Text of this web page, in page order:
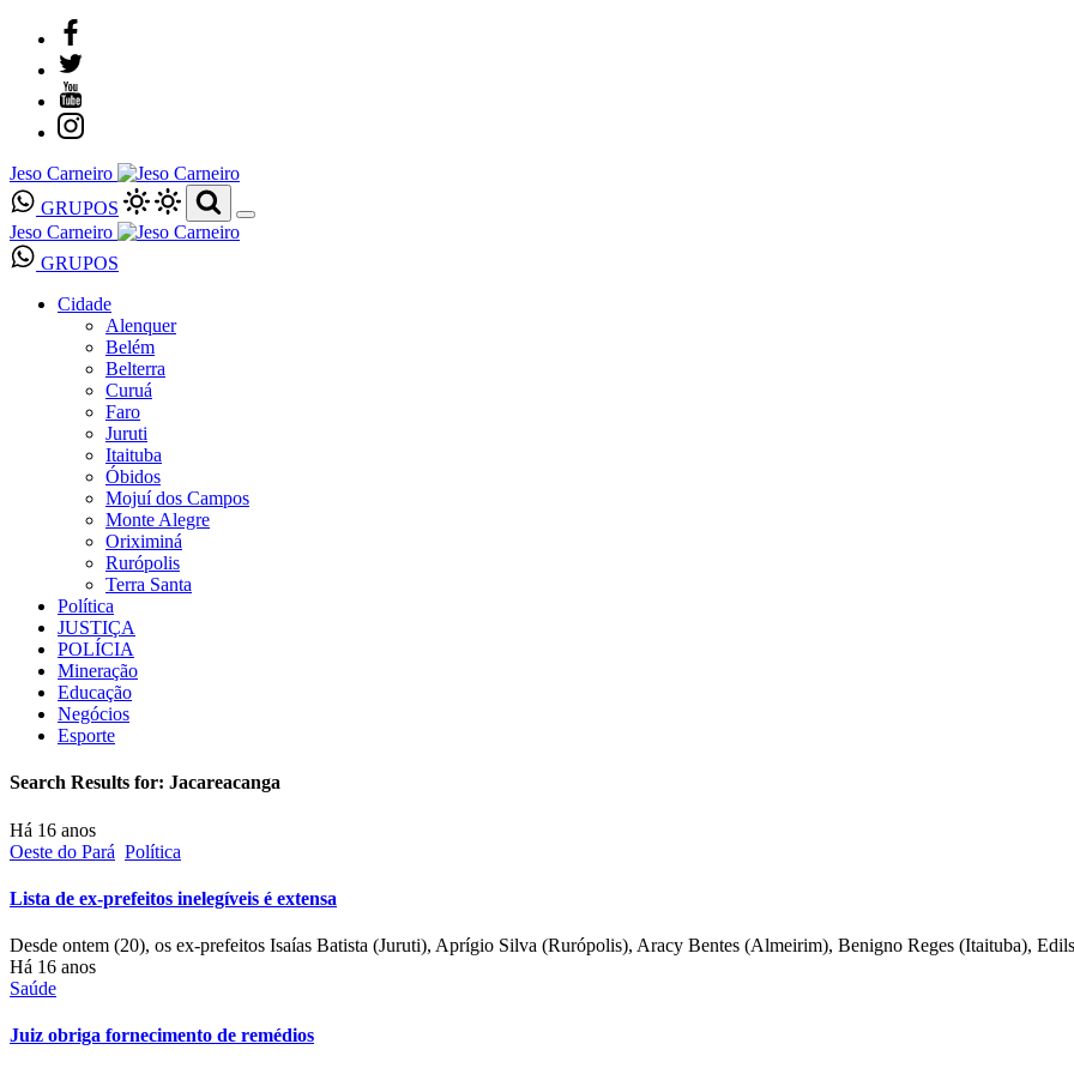
Jeso Carneiro
GRUPOS
Jeso Carneiro
GRUPOS
Cidade
Alenquer
Belém
Belterra
Curuá
Faro
Juruti
Itaituba
Óbidos
Mojuí dos Campos
Monte Alegre
Oriximiná
Rurópolis
Terra Santa
Política
JUSTIÇA
POLÍCIA
Mineração
Educação
Negócios
Esporte
Search Results for: Jacareacanga
Há 16 anos
Oeste do Pará Política
Lista de ex-prefeitos inelegíveis é extensa
Desde ontem (20), os ex-prefeitos Isaías Batista (Juruti), Aprígio Silva (Rurópolis), Aracy Bentes (Almeirim), Benigno Reges (Itaituba),
Há 16 anos
Saúde
Juiz obriga fornecimento de remédios